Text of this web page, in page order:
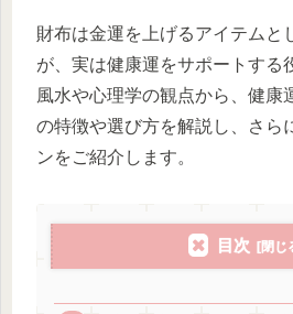
財布は金運を上げるアイテムと
が、実は健康運をサポートする
風水や心理学の観点から、健康
の特徴や選び方を解説し、さら
ンをご紹介します。
目次